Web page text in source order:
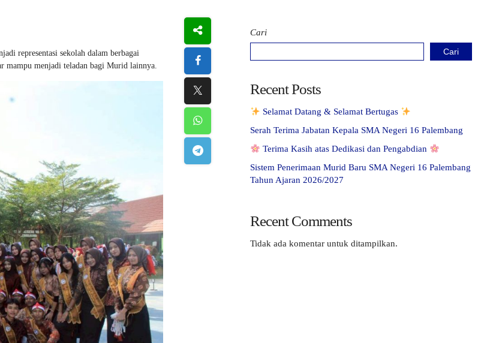
representasi sekolah dalam berbagai
mampu menjadi teladan bagi Murid lainnya.
Cari
Cari
Recent Posts
Selamat Datang & Selamat Bertugas
Serah Terima Jabatan Kepala SMA Negeri 16 Palembang
Terima Kasih atas Dedikasi dan Pengabdian
Sistem Penerimaan Murid Baru SMA Negeri 16 Palembang
Tahun Ajaran 2026/2027
Recent Comments
Tidak ada komentar untuk ditampilkan.